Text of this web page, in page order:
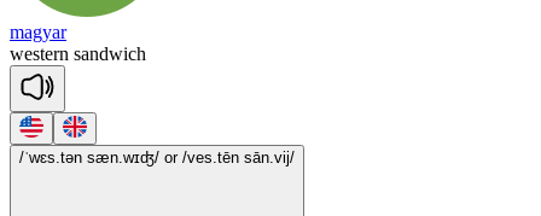
magyar
western sandwich
/ˈwɛs.tən sæn.wɪʤ/ or /ves.tēn sān.vij/